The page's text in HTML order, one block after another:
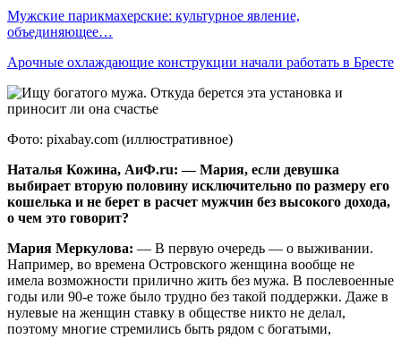
Мужские парикмахерские: культурное явление,
объединяющее…
Арочные охлаждающие конструкции начали работать в Бресте
Фото: pixabay.com (иллюстративное)
Наталья Кожина, АиФ.ru: — Мария, если девушка
выбирает вторую половину исключительно по размеру его
кошелька и не берет в расчет мужчин без высокого дохода,
о чем это говорит?
Мария Меркулова: — В первую очередь — о выживании.
Например, во времена Островского женщина вообще не
имела возможности прилично жить без мужа. В послевоенные
годы или 90-е тоже было трудно без такой поддержки. Даже в
нулевые на женщин ставку в обществе никто не делал,
поэтому многие стремились быть рядом с богатыми,